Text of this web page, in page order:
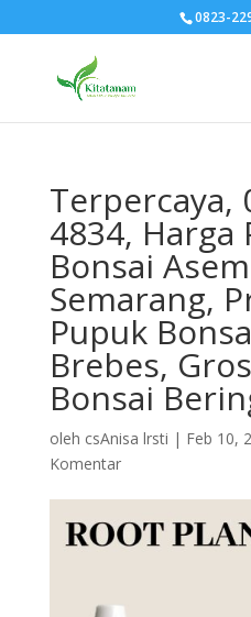
0823-
Terpercaya,
4834, Harga
Bonsai
Semarang,
Pupuk
Brebes,
Bonsai
oleh csAnisa lrsti | Feb 10,
Komentar